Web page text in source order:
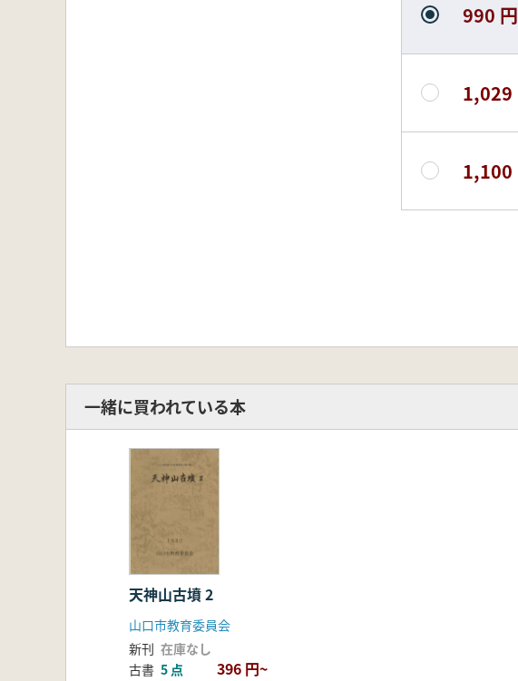
990 円
1,029
1,100
一緒に買われている本
天神山古墳 2
山口市教育委員会
新刊 在庫なし
古書 5 点 396 円~